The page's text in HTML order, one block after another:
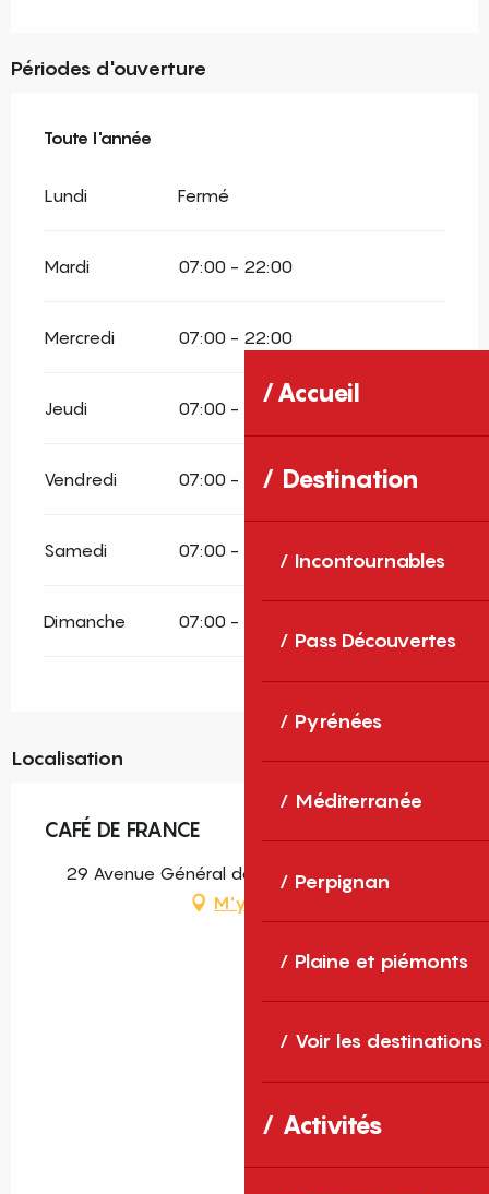
Accueil
Destination
Incontournables
Pass Découvertes
Pyrénées
Méditerranée
Perpignan
Plaine et piémonts
Voir les destinations
Activités
Périodes d'ouverture
Toute l'année
Toute l'année
Lundi Fermé
Mardi 07:00 - 22:00
Mercredi 07:00 - 22:00
Jeudi 07:00 - 22:00
Vendredi 07:00 - 22:00
Samedi 07:00 - 22:00
Dimanche 07:00 - 22:00
Localisation
CAFÉ DE FRANCE
29 Avenue Général de Gaulle, 66320 Vinça
M'y rendre